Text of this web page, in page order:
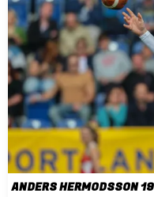
ANDERS HERMODSSON